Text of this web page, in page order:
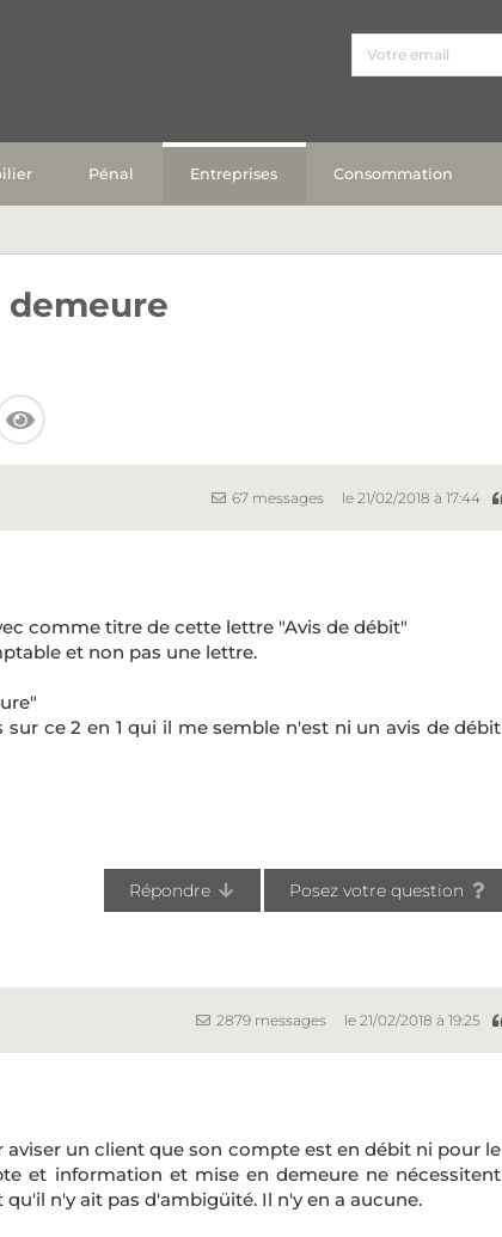
Pénal Entreprises Consommation
demeure
67 messages le 21/02/2018 à 17:44
comme titre de cette lettre "Avis de débit"
et non pas une lettre.
ce 2 en 1 qui il me semble n'est ni un avis de débit
Répondre Posez votre question
2879 messages le 21/02/2018 à 19:25
un client que son compte est en débit ni pour le
et information et mise en demeure ne nécessitent
n'y ait pas d'ambigüité. Il n'y en a aucune.